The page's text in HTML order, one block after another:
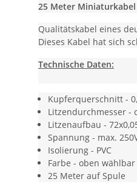
25 Meter Miniaturkabel
Qualitätskabel eines
Dieses Kabel hat sich
Technische Daten:
Kupferquerschnitt -
Litzendurchmesser -
Litzenaufbau -
Spannung - max.
Isolierung - PVC
Farbe - oben wählbar
25 Meter auf Spule